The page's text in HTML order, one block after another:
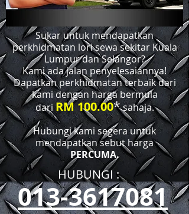
Sukar untuk mendapatkan
perkhidmatan lori sewa sekitar Kuala
Lumpur dan Selangor?
Kami ada jalan penyelesaiannya!
Dapatkan perkhidmatan terbaik dari
kami dengan harga bermula
dariRM 100.00*sahaja.
Hubungi kami segera untuk
mendapatkan sebut harga
PERCUMA.
HUBUNGI :​​
013-3617081